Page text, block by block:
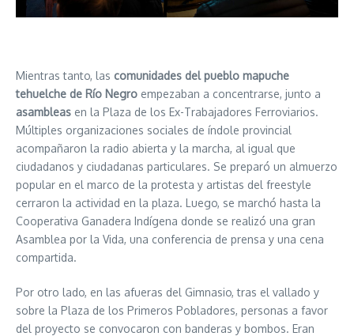
Mientras tanto, las comunidades del pueblo mapuche
tehuelche de Río Negro empezaban a concentrarse, junto a
asambleas en la Plaza de los Ex-Trabajadores Ferroviarios.
Múltiples organizaciones sociales de índole provincial
acompañaron la radio abierta y la marcha, al igual que
ciudadanos y ciudadanas particulares. Se preparó un almuerzo
popular en el marco de la protesta y artistas del freestyle
cerraron la actividad en la plaza. Luego, se marchó hasta la
Cooperativa Ganadera Indígena donde se realizó una gran
Asamblea por la Vida, una conferencia de prensa y una cena
compartida.
Por otro lado, en las afueras del Gimnasio, tras el vallado y
sobre la Plaza de los Primeros Pobladores, personas a favor
del proyecto se convocaron con banderas y bombos. Eran